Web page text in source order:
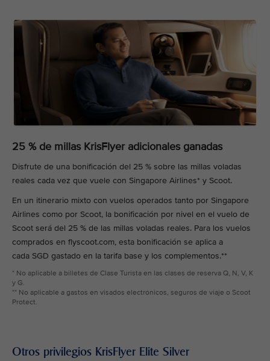
25 % de millas KrisFlyer adicionales ganadas
Disfrute de una bonificación del 25 % sobre las millas voladas
reales cada vez que vuele con Singapore Airlines* y Scoot.
En un itinerario mixto con vuelos operados tanto por Singapore
Airlines como por Scoot, la bonificación por nivel en el vuelo de
Scoot será del 25 % de las millas voladas reales. Para los vuelos
comprados en flyscoot.com, esta bonificación se aplica a
cada SGD gastado en la tarifa base y los complementos.**
* No aplicable a billetes de Clase Turista en las clases de reserva Q, N, V, K
y G.
** No aplicable a gastos en visados electrónicos, seguros de viaje o Scoot
Protect.
Otros privilegios KrisFlyer Elite Silver